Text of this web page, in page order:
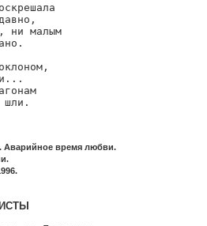
ни малым
шли.
Аварийное время любви.